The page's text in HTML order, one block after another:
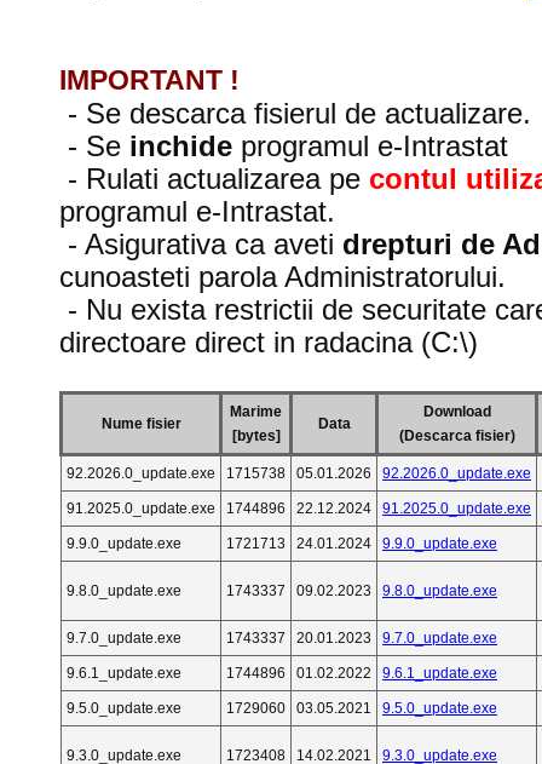
IMPORTANT !
- Se descarca fisierul de actualizare.
- Se inchide programul e-Intrastat
- Rulati actualizarea pe contul
programul e-Intrastat.
- Asigurativa ca aveti drepturi de
cunoasteti parola Administratorului.
- Nu exista restrictii de securitate
directoare direct in radacina (C:\)
Nume fisier
Marime
[bytes]
Data
Download
(Descarca fisier)
92.2026.0_update.exe 1715738 05.01.2026 92.2026.0_update.exe
91.2025.0_update.exe 1744896 22.12.2024 91.2025.0_update.exe
9.9.0_update.exe 1721713 24.01.2024 9.9.0_update.exe
9.8.0_update.exe 1743337 09.02.2023 9.8.0_update.exe
9.7.0_update.exe 1743337 20.01.2023 9.7.0_update.exe
9.6.1_update.exe 1744896 01.02.2022 9.6.1_update.exe
9.5.0_update.exe 1729060 03.05.2021 9.5.0_update.exe
9.3.0_update.exe 1723408 14.02.2021 9.3.0_update.exe